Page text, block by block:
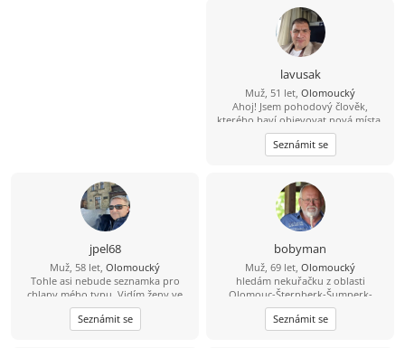
lavusak
Muž, 51 let, Olomoucký
Ahoj! Jsem pohodový člověk,
kterého baví objevovat nová místa,
zajít si na dobrou kávu nebo jídlo a
ve volném čase se věnuji [cvičení,
boxu, rád chodím na
společné zážitky, upřímné
rozhovory a časem třeba i pro vážný
vztah, kde se budeme navzájem
podporovat.“
Seznámit se
jpel68
Muž, 58 let, Olomoucký
Tohle asi nebude seznamka pro
chlapy mého typu. Vidím ženy ve
věku 50-55 let co hledají vysoké
partnery od 180cma o 10-15 let
mladší než jsou samy. Připadá mi to,
Seznámit se
bobyman
Muž, 69 let, Olomoucký
hledám nekuřačku z oblasti
Olomouc-Šternberk-Šumperk-
Konice, 55+(mladší mě prosím
nekontaktujte, nebudu odpovídat),
setkávání se zatím třeba jen o
Seznámit se